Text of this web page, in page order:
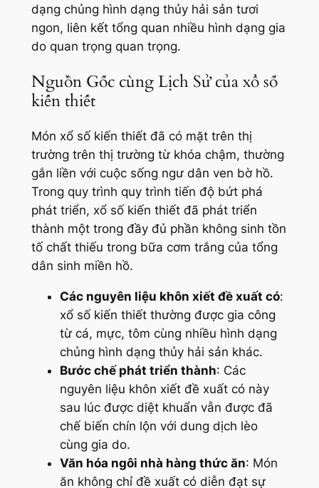
dạng chủng hình dạng thủy hải sản tươi
ngon, liên kết tổng quan nhiều hình dạng gia
do quan trọng quan trọng.
Nguồn Gốc cùng Lịch Sử của xổ số
kiến thiết
Món xổ số kiến thiết đã có mặt trên thị
trường trên thị trường từ khóa chậm, thường
gắn liền với cuộc sống ngư dân ven bờ hồ.
Trong quy trình quy trình tiến độ bứt phá
phát triển, xổ số kiến thiết đã phát triển
thành một trong đầy đủ phần không sinh tồn
tố chất thiếu trong bữa cơm trắng của tổng
dân sinh miền hồ.
Các nguyên liệu khôn xiết đề xuất có:
xổ số kiến thiết thường được gia công
từ cá, mực, tôm cùng nhiều hình dạng
chủng hình dạng thủy hải sản khác.
Bước chế phát triển thành: Các
nguyên liệu khôn xiết đề xuất có này
sau lúc được diệt khuẩn vẫn được đã
chế biến chín lộn với dung dịch lèo
cùng gia do.
Văn hóa ngôi nhà hàng thức ăn: Món
ăn không chỉ đề xuất có diễn đạt sự